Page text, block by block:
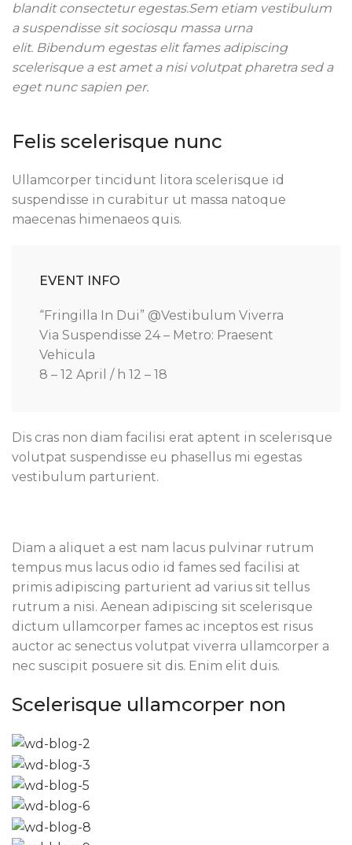
blandit consectetur egestas.Sem etiam vestibulum
a suspendisse sit sociosqu massa urna
elit. Bibendum egestas elit fames adipiscing
scelerisque a est amet a nisi volutpat pharetra sed a
eget nunc sapien per.
Felis scelerisque nunc
Ullamcorper tincidunt litora scelerisque id
suspendisse in curabitur ut massa natoque
maecenas himenaeos quis.
EVENT INFO
“Fringilla In Dui” @Vestibulum Viverra
Via Suspendisse 24 – Metro: Praesent
Vehicula
8 – 12 April / h 12 – 18
Dis cras non diam facilisi erat aptent in scelerisque
volutpat suspendisse eu phasellus mi egestas
vestibulum parturient.
Diam a aliquet a est nam lacus pulvinar rutrum
tempus mus lacus odio id fames sed facilisi at
primis adipiscing parturient ad varius sit tellus
rutrum a nisi. Aenean adipiscing sit scelerisque
dictum ullamcorper fames ac inceptos est risus
auctor ac senectus volutpat viverra ullamcorper a
nec suscipit posuere sit dis. Enim elit duis.
Scelerisque ullamcorper non